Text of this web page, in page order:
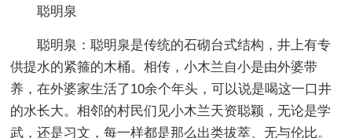
聪明泉
聪明泉：聪明泉是传统的石砌台式结构，井上有专
供提水的紧箍的木桶。相传，小木兰自小是由外婆带
养，在外婆家生活了10余个年头，可以说是喝这一口井
的水长大。相邻的村民们见小木兰天资聪颖，无论是学
武，还是习文，每一样都是那么出类拔萃、无与伦比。